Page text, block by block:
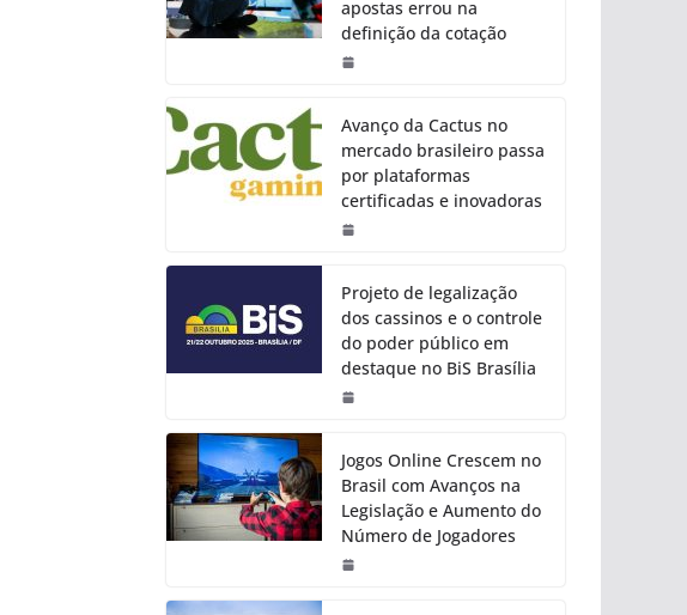
apostas errou na
definição da cotação
Avanço da Cactus no
mercado brasileiro passa
por plataformas
certificadas e inovadoras
Projeto de legalização
dos cassinos e o controle
do poder público em
destaque no BiS Brasília
Jogos Online Crescem no
Brasil com Avanços na
Legislação e Aumento do
Número de Jogadores